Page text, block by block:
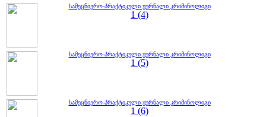
სამეცნიერო-პრაქტიკული ჟურნალი კრიმინოლიგი
1 (4)
სამეცნიერო-პრაქტიკული ჟურნალი კრიმინოლიგი
1 (5)
სამეცნიერო-პრაქტიკული ჟურნალი კრიმინოლიგი
1 (6)